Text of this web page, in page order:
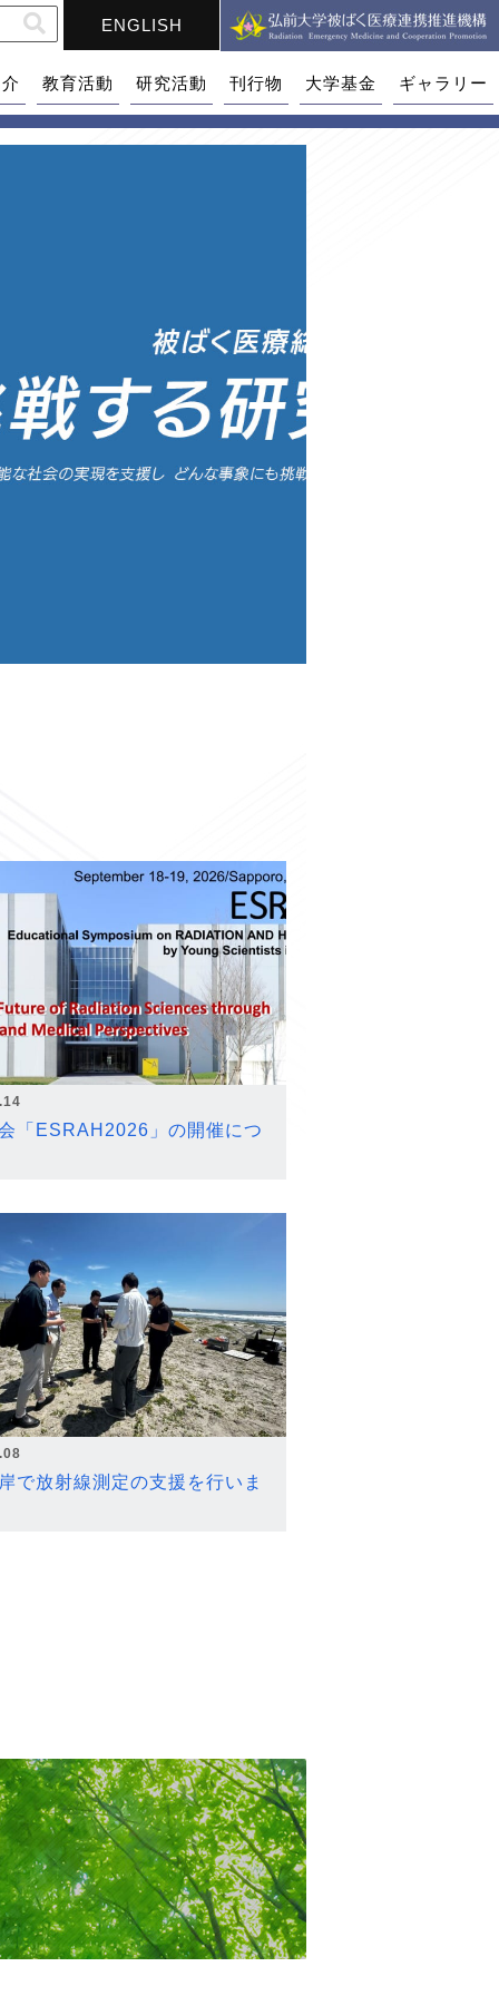
ENGLISH
教育活動 研究活動 刊行物 大学基金 ギャラリー
「ESRAH2026」の開催につ
で放射線測定の支援を行いま